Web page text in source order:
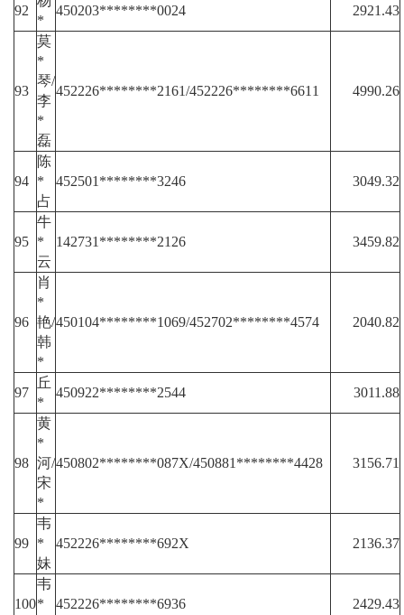
92
*
450203********0024 2921.43
93
莫
*
琴/
李
*
磊
452226********2161/452226********6611 4990.26
94
陈
*
占
452501********3246 3049.32
95
牛
*
云
142731********2126 3459.82
96
肖
*
艳/
韩
*
450104********1069/452702********4574 2040.82
97
丘
*
450922********2544 3011.88
98
黄
*
河/
宋
*
450802********087X/450881********4428 3156.71
99
韦
*
妹
452226********692X 2136.37
100
韦
*
452226********6936 2429.43